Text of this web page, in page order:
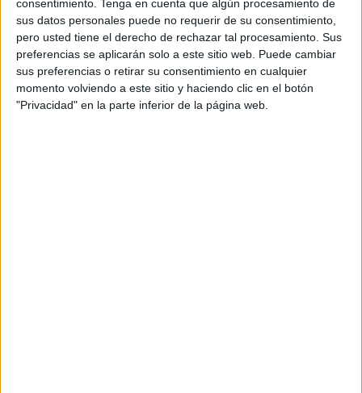
consentimiento. Tenga en cuenta que algún procesamiento de
sus datos personales puede no requerir de su consentimiento,
pero usted tiene el derecho de rechazar tal procesamiento. Sus
preferencias se aplicarán solo a este sitio web. Puede cambiar
sus preferencias o retirar su consentimiento en cualquier
momento volviendo a este sitio y haciendo clic en el botón
"Privacidad" en la parte inferior de la página web.
Rosales, ampliando el vial existente y, además,
remodelando la pista deportiva del barrio. A su vez, se está
renovando todo el pavimento de la zona, mejorando la
infraestructura urbana.
En las últimas semanas, también se han plantado las